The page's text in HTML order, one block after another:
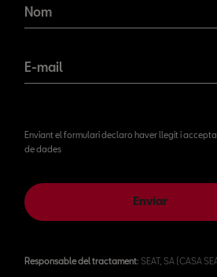
novetats!
Nom
E-mail
Enviant el formulari declaro haver llegit i
de dades
Enviar
Responsable del tractament: SEAT, SA (CASA